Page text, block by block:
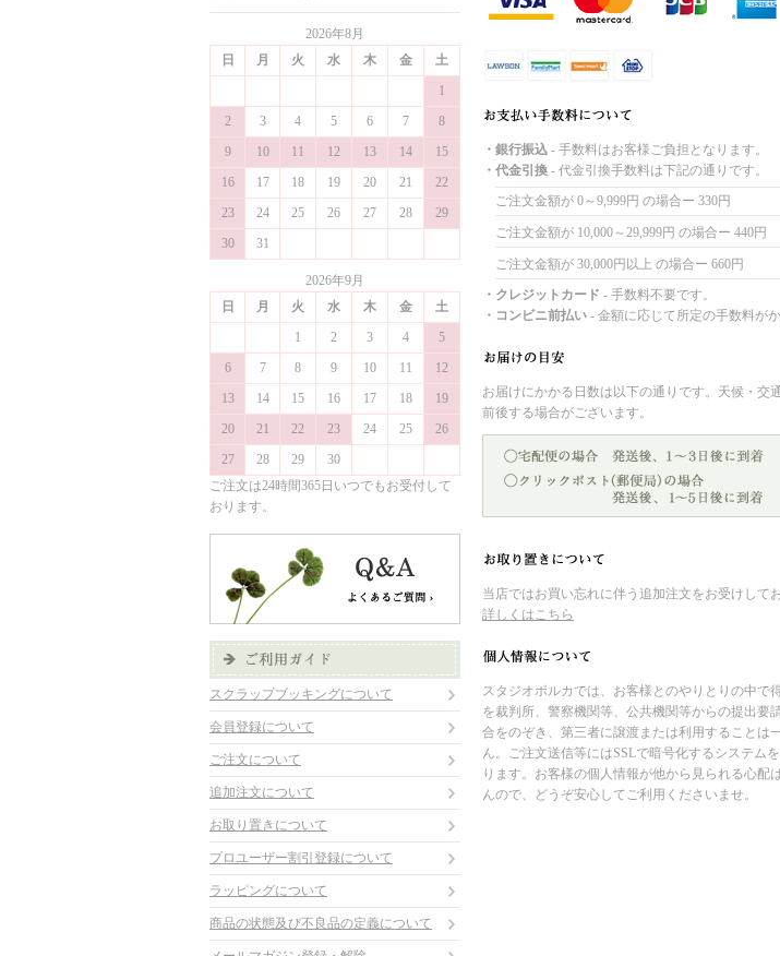
2026年8月
日
月 火 水 木 金
土
1
2
3 4 5 6 7
8
9
10 11 12 13 14
15
16
17 18 19 20 21
22
23
24 25 26 27 28
29
30
31
2026年9月
日
月 火 水 木 金
土
1
2 3 4
5
6
7 8 9 10 11
12
13
14 15 16 17 18
19
20
21 22 23 24 25
26
27
28 29
30
ご注文は24時間365日いつでもお受付して
おります。
スクラップブッキングについて
会員登録について
ご注文について
追加注文について
お取り置きについて
プロユーザー割引登録について
ラッピングについて
商品の状態及び不良品の定義について
・銀行振込 - 手数料はお客様ご負担となります。
・代金引換 - 代金引換手数料は下記の通りです。
ご注文金額が 0～9,999円 の場合ー 330円
ご注文金額が 10,000～29,999円 の場合ー 440円
ご注文金額が 30,000円以上 の場合ー 660円
・クレジットカード - 手数料不要です。
・コンビニ前払い - 金額に応じて所定の手数料がか
お届けにかかる日数は以下の通りです。天候・交
前後する場合がございます。
当店ではお買い忘れに伴う追加注文をお受けして
詳しくはこちら
スタジオポルカでは、お客様とのやりとりの中で
を裁判所、警察機関等、公共機関等からの提出要
合をのぞき、第三者に譲渡または利用することは
ん。ご注文送信等にはSSLで暗号化するシステム
ります。お客様の個人情報が他から見られる心配
んので、どうぞ安心してご利用くださいませ。